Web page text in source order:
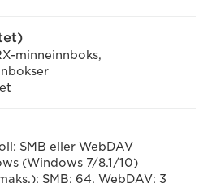
minneinnboks,
SMB eller WebDAV
(Windows 7/8.1/10)
SMB: 64, WebDAV: 3